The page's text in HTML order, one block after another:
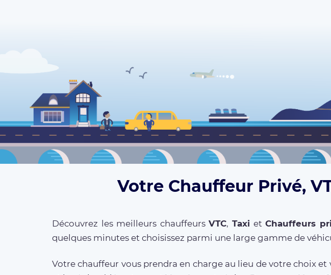
Votre Chauffeur Privé,
Découvrez les meilleurs chauffeursVTC,Taxi etChauffeurs
quelques minutes et choisissez parmi une large gamme de
Votre chauffeur vous prendra en charge au lieu de votre choix